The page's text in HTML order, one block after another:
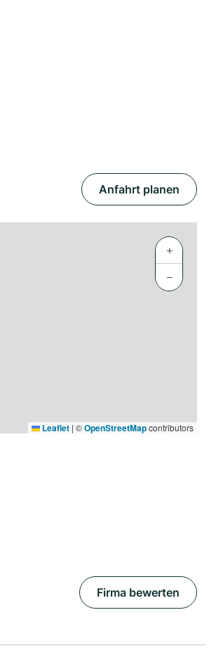
Anfahrt planen
+
−
Leaflet | ©OpenStreetMapcontributors
Firma bewerten